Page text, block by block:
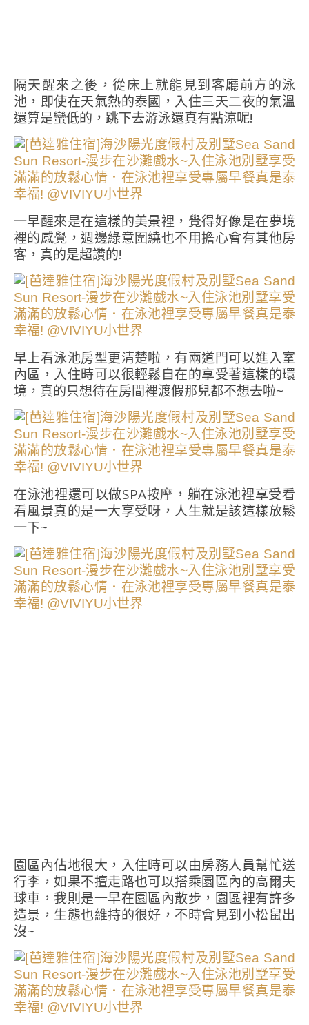
隔天醒來之後，從床上就能見到客廳前方的泳
池，即使在天氣熱的泰國，入住三天二夜的氣溫
還算是蠻低的，跳下去游泳還真有點涼呢!
一早醒來是在這樣的美景裡，覺得好像是在夢境
裡的感覺，週邊綠意圍繞也不用擔心會有其他房
客，真的是超讚的!
早上看泳池房型更清楚啦，有兩道門可以進入室
內區，入住時可以很輕鬆自在的享受著這樣的環
境，真的只想待在房間裡渡假那兒都不想去啦~
在泳池裡還可以做SPA按摩，躺在泳池裡享受看
看風景真的是一大享受呀，人生就是該這樣放鬆
一下~
園區內佔地很大，入住時可以由房務人員幫忙送
行李，如果不擅走路也可以搭乘園區內的高爾夫
球車，我則是一早在園區內散步，園區裡有許多
造景，生態也維持的很好，不時會見到小松鼠出
沒~